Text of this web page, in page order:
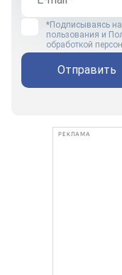
*Подписываясь на
пользования и
обработкой
Отправить
РЕКЛАМА